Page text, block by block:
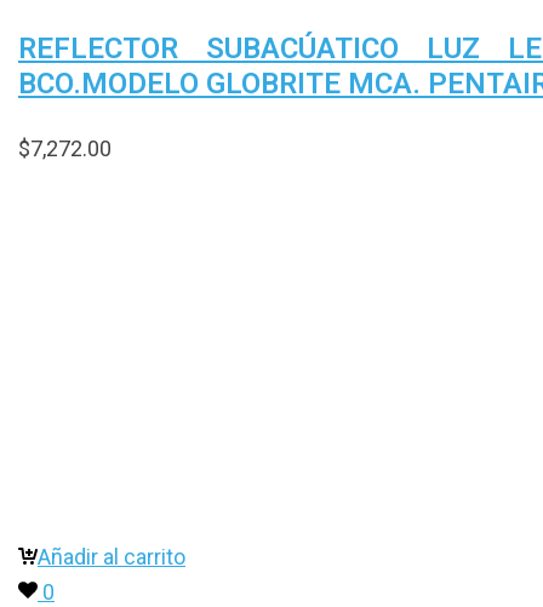
REFLECTOR SUBACÚATICO LUZ
BCO.MODELO GLOBRITE MCA.
$7,272.00
Añadir al carrito
0